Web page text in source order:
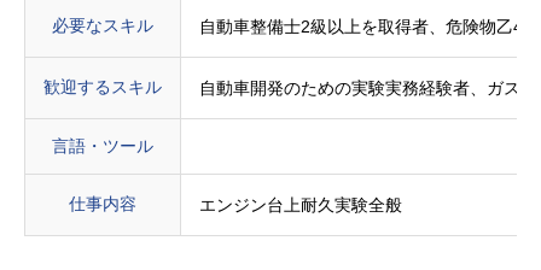
必要なスキル 自動車整備士2級以上を取得者、危険物乙4
歓迎するスキル 自動車開発のための実験実務経験者、ガス
言語・ツール
仕事内容 エンジン台上耐久実験全般